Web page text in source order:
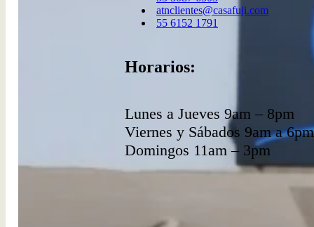
atnclientes@casafuji.com
55 6152 1791
Horarios:
Lunes a Jueves 9am – 8pm
Viernes y Sábados 9am a 6pm
Domingos 11am – 3pm